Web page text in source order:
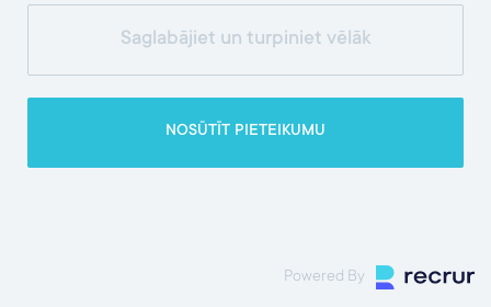
Powered By